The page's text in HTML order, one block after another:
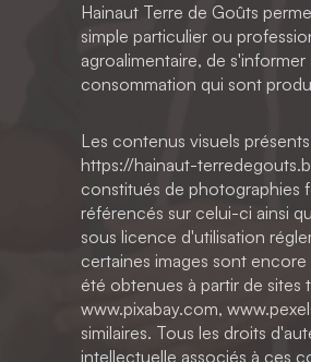
Hainaut Terre de Goûts
simple particulier ou
agroalimentaire, de
consommation qui sont
Les contenus visuels
https://hainaut-
constitués de photographies
référencés sur celui-ci ainsi
sous licence d'utilisation
certaines images sont
été obtenues à partir de sites
www.pixabay.com,
similaires. Tous les droits
intellectuelle associés à ces